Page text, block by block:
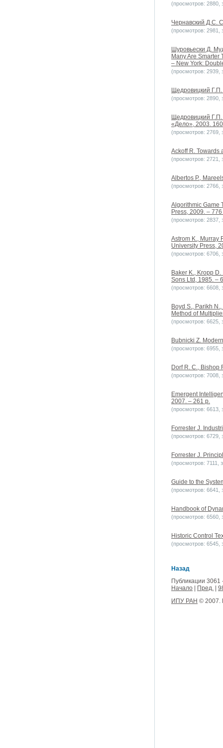
(просмотров: 2880,
Чернавский Д.С.
(просмотров: 2981,
Шуровьески Д.
Many Are
– New York:
(просмотров: 2939,
Щедровицкий
(просмотров: 2890,
Щедровицкий Г.П.
«Дело», 2003.
(просмотров: 2769,
Ackoff R. Towards
(просмотров: 2721,
Albertos P.,
(просмотров: 2766,
Algorithmic Game
Press, 2009. – 776
(просмотров: 2837,
Astrom K., Murray
University Press,
(просмотров: 6706,
Baker K., Kropp
Sons Ltd, 1985. –
(просмотров: 6608,
Boyd S., Parikh
Method of
(просмотров: 6625,
Bubnicki Z.
(просмотров: 6955,
Dorf R. C., Bishop
(просмотров: 7008,
Emergent
2007. – 261 p.
(просмотров: 6613,
Forrester J.
(просмотров: 6729,
Forrester J.
(просмотров: 7111,
Guide to the
(просмотров: 6641,
Handbook of
(просмотров: 6560,
Historic Control
(просмотров: 6545,
Назад
Публикации 3061
Начало
Пред.
ИПУ РАН © 2007.